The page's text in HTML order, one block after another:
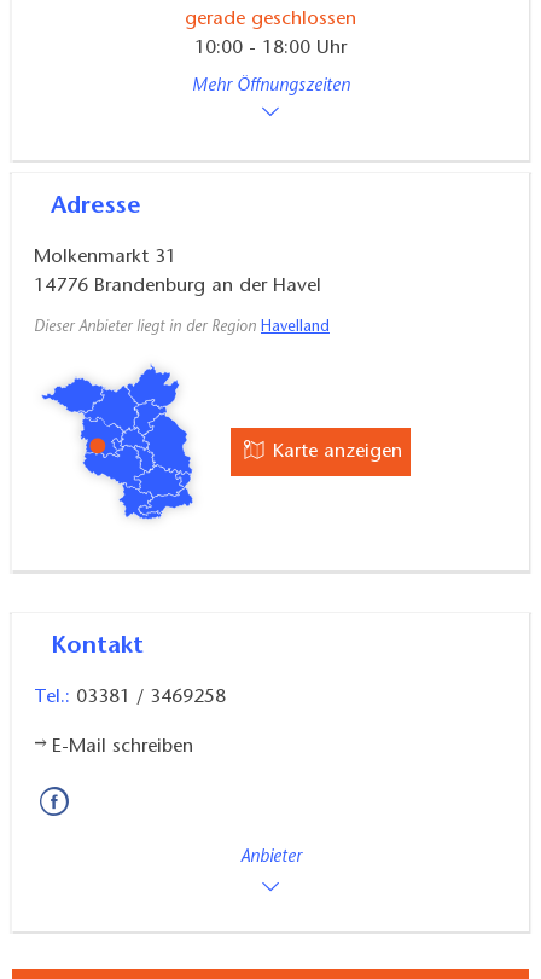
gerade geschlossen
10:00 - 18:00 Uhr
Mehr Öffnungszeiten
Adresse
Molkenmarkt 31
14776 Brandenburg an der Havel
Dieser Anbieter liegt in der Region Havelland
Karte anzeigen
Kontakt
Tel.: 03381 / 3469258
E-Mail schreiben
Anbieter